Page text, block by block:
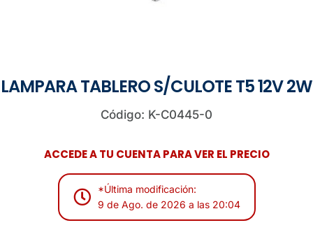
LAMPARA TABLERO S/CULOTE T5 12V 2W
Código: K-C0445-0
ACCEDE A TU CUENTA PARA VER EL PRECIO
*Última modificación:
9 de Ago. de 2026 a las 20:04